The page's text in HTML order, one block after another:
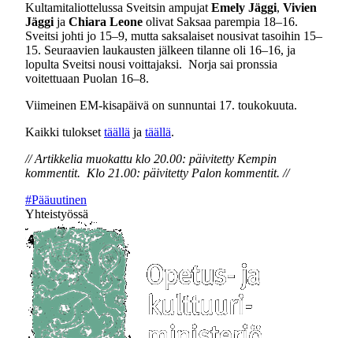
Kultamitaliottelussa Sveitsin ampujat Emely Jäggi, Vivien
Jäggi ja Chiara Leone olivat Saksaa parempia 18–16.
Sveitsi johti jo 15–9, mutta saksalaiset nousivat tasoihin 15–
15. Seuraavien laukausten jälkeen tilanne oli 16–16, ja
lopulta Sveitsi nousi voittajaksi. Norja sai pronssia
voitettuaan Puolan 16–8.
Viimeinen EM-kisapäivä on sunnuntai 17. toukokuuta.
Kaikki tulokset täällä ja täällä.
// Artikkelia muokattu klo 20.00: päivitetty Kempin
kommentit. Klo 21.00: päivitetty Palon kommentit. //
#Pääuutinen
Yhteistyössä